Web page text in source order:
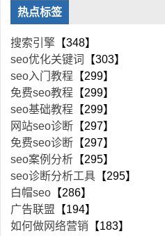
热点标签
搜索引擎 【348】
seo优化关键词
【303】
seo入门教程 【299】
免费seo教程 【299】
seo基础教程 【299】
网站seo诊断 【297】
免费seo诊断 【297】
seo案例分析 【295】
seo诊断分析工具 【295】
白帽seo 【286】
广告联盟 【194】
如何做网络营销 【183】